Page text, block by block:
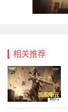
相关推荐